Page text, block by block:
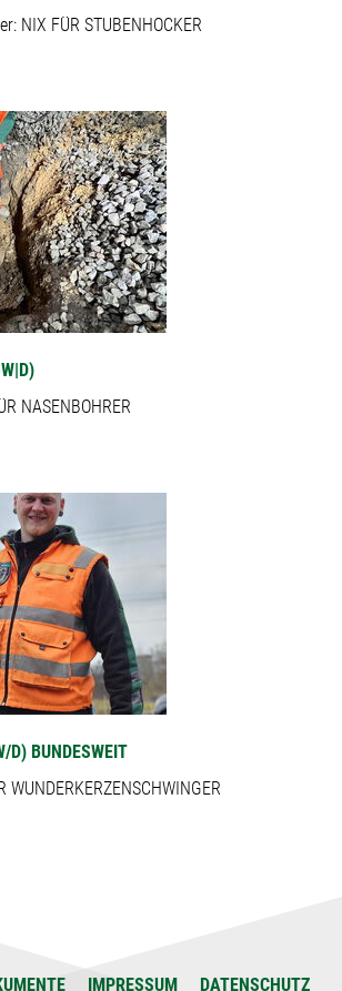
NIX FÜR STUBENHOCKER
NASENBOHRER
D) BUNDESWEIT
WUNDERKERZENSCHWINGER
IMPRESSUM DATENSCHUTZ